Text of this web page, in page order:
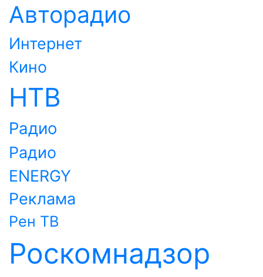
Авторадио
Интернет
Кино
НТВ
Радио
Радио
ENERGY
Реклама
Рен ТВ
Роскомнадзор